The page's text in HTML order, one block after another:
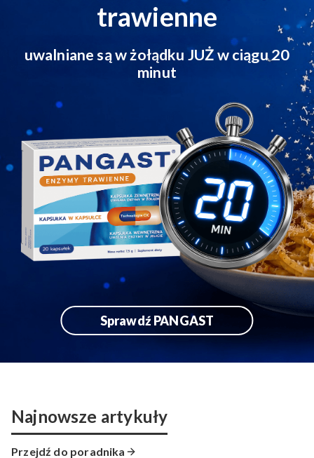
trawienne
uwalniane są w żołądku JUŻ w ciągu 20
minut
Sprawdź PANGAST
Najnowsze artykuły
Przejdź do poradnika